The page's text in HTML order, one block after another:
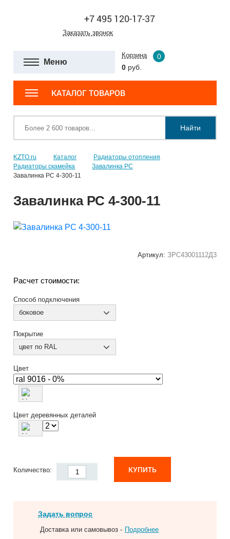
+7 495 120-17-37
Заказать звонок
Меню
Корзина
0
0 руб.
КАТАЛОГ ТОВАРОВ
Найти
KZTO.ru Каталог
Радиаторы отопления
Радиаторы скамейка
Завалинка РС
Завалинка РС 4-300-11
Завалинка РС 4-300-11
Артикул: ЗРС43001112Д3
Расчет стоимости:
Способ подключения
боковое
Покрытие
цвет по RAL
Цвет деревянных деталей
Цвет
Количество: КУПИТЬ
Задать вопрос
Доставка или самовывоз - Подробнее